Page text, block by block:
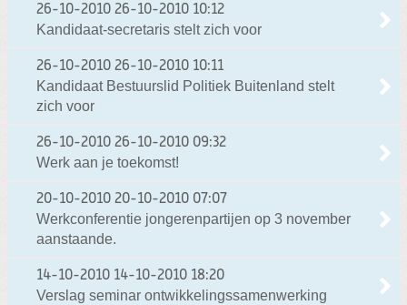
26-10-2010 26-10-2010 10:12
Kandidaat-secretaris stelt zich voor
26-10-2010 26-10-2010 10:11
Kandidaat Bestuurslid Politiek Buitenland stelt
zich voor
26-10-2010 26-10-2010 09:32
Werk aan je toekomst!
20-10-2010 20-10-2010 07:07
Werkconferentie jongerenpartijen op 3 november
aanstaande.
14-10-2010 14-10-2010 18:20
Verslag seminar ontwikkelingssamenwerking